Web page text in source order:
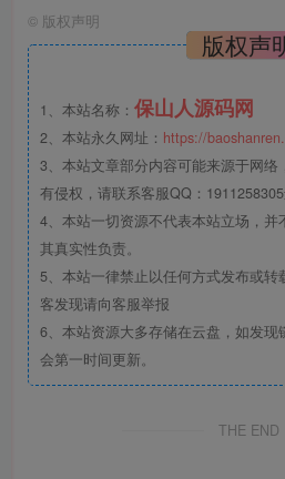
© 版权声明
版权声
1、本站名称： 保山人源码网
2、本站永久网址： https://
3、本站文章部分内容可能来源于网
有侵权，请联系客服QQ：1911258305
4、本站一切资源不代表本站立场，
其真实性负责。
5、本站一律禁止以任何方式发布或
客发现请向客服举报
6、本站资源大多存储在云盘，如发
会第一时间更新。
THE END